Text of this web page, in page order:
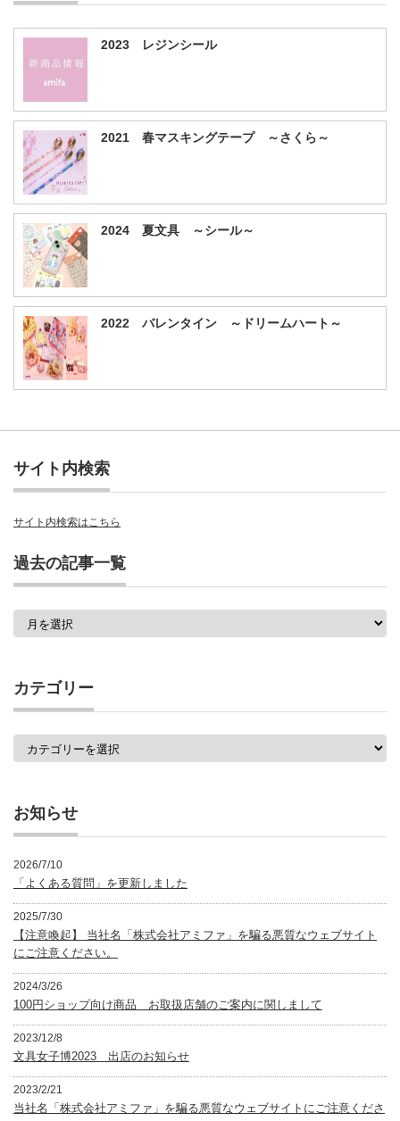
2023 レジンシール
2021 春マスキングテープ ～さくら～
2024 夏文具 ～シール～
2022 バレンタイン ～ドリームハート～
サイト内検索
サイト内検索はこちら
過去の記事一覧
一
覧
カテゴリー
お知らせ
2026/7/10
「よくある質問」を更新しました
2025/7/30
【注意喚起】 当社名「株式会社アミファ」を騙る悪質なウェブサイト
にご注意ください。
2024/3/26
100円ショップ向け商品 お取扱店舗のご案内に関しまして
2023/12/8
文具女子博2023 出店のお知らせ
2023/2/21
当社名「株式会社アミファ」を騙る悪質なウェブサイトにご注意くださ